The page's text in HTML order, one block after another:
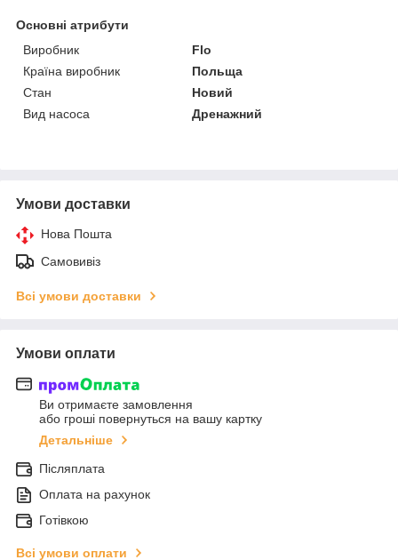
Основні атрибути
Виробник
Flo
Країна виробник
Польща
Стан
Новий
Вид насоса
Дренажний
Умови доставки
Нова Пошта
Самовивіз
Всі умови доставки
Умови оплати
Ви отримаєте замовлення
або гроші повернуться на вашу картку
Детальніше
Післяплата
Оплата на рахунок
Готівкою
Всі умови оплати